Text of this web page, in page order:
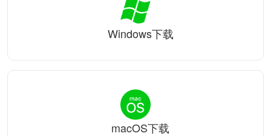
Windows下载
macOS下载